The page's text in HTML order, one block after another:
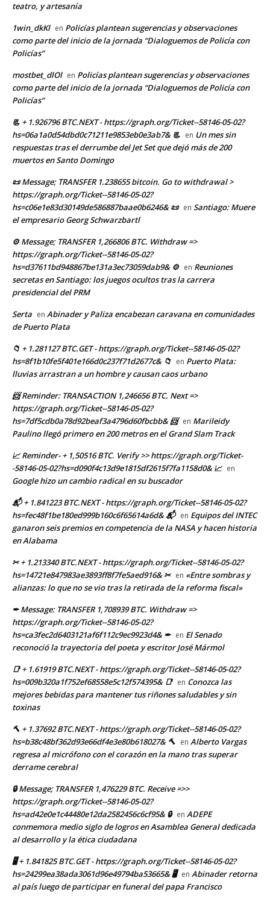
teatro, y artesanía
1win_dkKl en Policías plantean sugerencias y observaciones
como parte del inicio de la jornada “Dialoguemos de Policía con
Policías”
mostbet_dlOl en Policías plantean sugerencias y observaciones
como parte del inicio de la jornada “Dialoguemos de Policía con
Policías”
📃 + 1.926796 BTC.NEXT - https://graph.org/Ticket--58146-05-02?
hs=06a1a0d54dbd0c71211e9853eb0e3ab7& 📃 en Un mes sin
respuestas tras el derrumbe del Jet Set que dejó más de 200
muertos en Santo Domingo
📜 Message; TRANSFER 1.238655 bitcoin. Go to withdrawal >
https://graph.org/Ticket--58146-05-02?
hs=c06e1e83d30149de586887baae0b6246& 📜 en Santiago: Muere
el empresario Georg Schwarzbartl
⚙ Message; TRANSFER 1,266806 BTC. Withdraw =>
https://graph.org/Ticket--58146-05-02?
hs=d37611bd948867be131a3ec73059dab9& ⚙ en Reuniones
secretas en Santiago: los juegos ocultos tras la carrera
presidencial del PRM
Serta en Abinader y Paliza encabezan caravana en comunidades
de Puerto Plata
📁 + 1.281127 BTC.GET - https://graph.org/Ticket--58146-05-02?
hs=8f1b10fe5f401e166d0c237f71d2677c& 📁 en Puerto Plata:
lluvias arrastran a un hombre y causan caos urbano
📨 Reminder: TRANSACTION 1,246656 BTC. Next =>
https://graph.org/Ticket--58146-05-02?
hs=7df5cdb0a78d92beaf3a4796d60fbcbb& 📨 en Marileidy
Paulino llegó primero en 200 metros en el Grand Slam Track
📈 Reminder- + 1,50516 BTC. Verify >> https://graph.org/Ticket-
-58146-05-02?hs=d090f4c13d9e1815df2615f7fa1158d0& 📈 en
Google hizo un cambio radical en su buscador
📬 + 1.841223 BTC.NEXT - https://graph.org/Ticket--58146-05-02?
hs=fec48f1be180ed999b160c6f65614a6d& 📬 en Equipos del INTEC
ganaron seis premios en competencia de la NASA y hacen historia
en Alabama
✂ + 1.213340 BTC.NEXT - https://graph.org/Ticket--58146-05-02?
hs=14721e847983ae3893ff8f7fe5aed916& ✂ en «Entre sombras y
alianzas: lo que no se vio tras la retirada de la reforma fiscal»
✒ Message: TRANSFER 1,708939 BTC. Withdraw =>
https://graph.org/Ticket--58146-05-02?
hs=ca3fec2d6403121af6f112c9ec9923d4& ✒ en El Senado
reconoció la trayectoria del poeta y escritor José Mármol
📑 + 1.61919 BTC.NEXT - https://graph.org/Ticket--58146-05-02?
hs=009b320a1f752ef68558e5c12f574395& 📑 en Conozca las
mejores bebidas para mantener tus riñones saludables y sin
toxinas
🔨 + 1.37692 BTC.NEXT - https://graph.org/Ticket--58146-05-02?
hs=b38c48bf362d93e66df4e3e80b618027& 🔨 en Alberto Vargas
regresa al micrófono con el corazón en la mano tras superar
derrame cerebral
🔒 Message; TRANSFER 1,476229 BTC. Receive =>>
https://graph.org/Ticket--58146-05-02?
hs=ad42e0e1c44480e12da2582456c6cf95& 🔒 en ADEPE
conmemora medio siglo de logros en Asamblea General dedicada
al desarrollo y la ética ciudadana
🖥 + 1.841825 BTC.GET - https://graph.org/Ticket--58146-05-02?
hs=24299ea38ada3061d96e49794ba53665& 🖥 en Abinader retorna
al país luego de participar en funeral del papa Francisco